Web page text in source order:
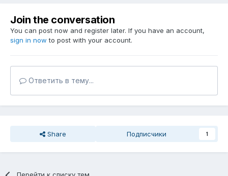
Join the conversation
You can post now and register later. If you have an account,
sign in now to post with your account.
Ответить в тему...
Share Подписчики 1